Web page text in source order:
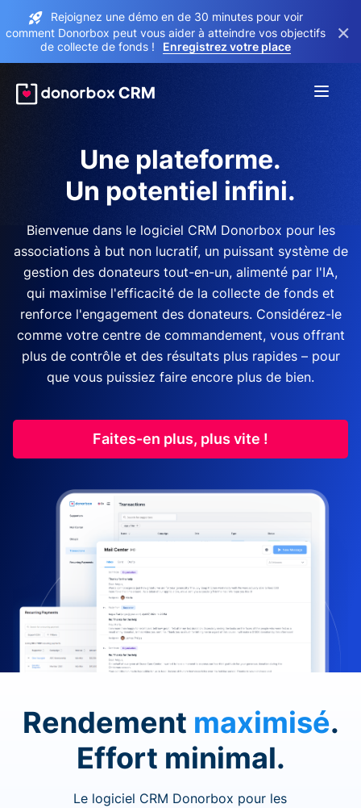
Rejoignez une démo en de 30 minutes pour voir
comment Donorbox peut vous aider à atteindre vos objectifs
de collecte de fonds !
Enregistrez votre place
×
Une plateforme.
Un potentiel infini.
Bienvenue dans le logiciel CRM Donorbox pour les
associations à but non lucratif, un puissant système de
gestion des donateurs tout-en-un, alimenté par l'IA,
qui maximise l'efficacité de la collecte de fonds et
renforce l'engagement des donateurs. Considérez-le
comme votre centre de commandement, vous offrant
plus de contrôle et des résultats plus rapides – pour
que vous puissiez faire encore plus de bien.
Faites-en plus, plus vite !
Rendement maximisé.
Effort minimal.
Le logiciel CRM Donorbox pour les